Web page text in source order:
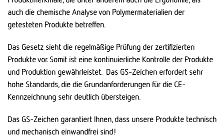
auch die chemische Analyse von Polymermaterialien der
getesteten Produkte betreffen.
Das Gesetz sieht die regelmäßige Prüfung der zertifizierten
Produkte vor. Somit ist eine kontinuierliche Kontrolle der Produkte
und Produktion gewährleistet. Das GS-Zeichen erfordert sehr
hohe Standards, die die Grund­anforderungen für die CE-
Kennzeichnung sehr deutlich übersteigen.
Das GS-Zeichen garantiert Ihnen, dass unsere Produkte technisch
und mechanisch einwandfrei sind!